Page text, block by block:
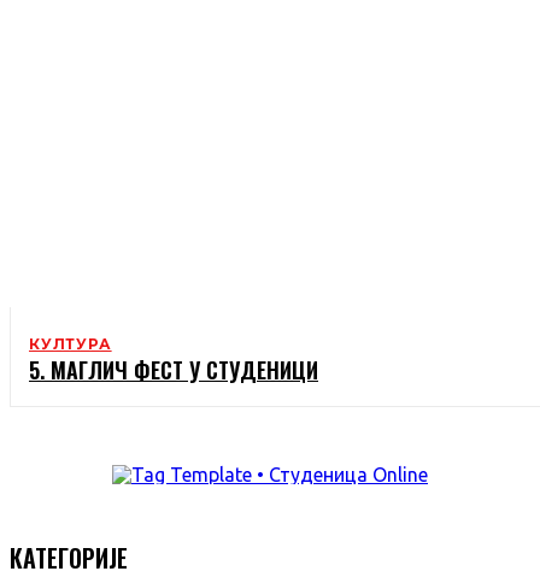
КУЛТУРА
5. МАГЛИЧ ФЕСТ У СТУДЕНИЦИ
КАТЕГОРИЈЕ